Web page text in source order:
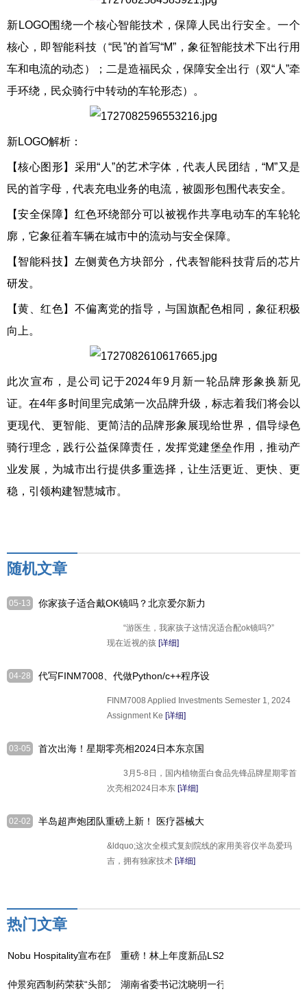
新LOGO围绕一个核心智能技术，保障人民出行安全。一个
核心，即智能科技（“民”的首写“M”，象征智能技术下出行用
车和电流的动态）；二是造福民众，保障安全出行（双“人”牵
手环绕，民众骑行中转动的车轮形态）。
新LOGO解析：
【核心图形】采用“人”的艺术字体，代表人民团结，“M”又是
民的首字母，代表充电业务的电流，被圆形包围代表安全。
【安全保障】红色环绕部分可以被视作共享电动车的车轮轮
廓，它象征着车辆在城市中的流动与安全保障。
【智能科技】左侧黄色方块部分，代表智能科技背后的芯片
研发。
【黄、红色】不偏离党的指导，与国旗配色相同，象征积极
向上。
此次宣布，是公司记于2024年9月新一轮品牌形象换新见
证。在4年多时间里完成第一次品牌升级，标志着我们将会以
更现代、更智能、更简洁的品牌形象展现给世界，倡导绿色
骑行理念，践行公益保障责任，发挥党建堡垒作用，推动产
业发展，为城市出行提供多重选择，让生活更近、更快、更
稳，引领构建智慧城市。
随机文章
05-13
你家孩子适合戴OK镜吗？北京爱尔新力
“游医生，我家孩子这情况适合配ok镜吗?”
现在近视的孩 [详细]
04-28
代写FINM7008、代做Python/c++程序设
FINM7008 Applied Investments Semester 1, 2024
Assignment Ke [详细]
03-05
首次出海！星期零亮相2024日本东京国
3月5-8日，国内植物蛋白食品先锋品牌星期零首
次亮相2024日本东 [详细]
02-02
半岛超声炮团队重磅上新！ 医疗器械大
&ldquo;这次全模式复刻院线的家用美容仪半岛爱玛
吉，拥有独家技术 [详细]
热门文章
Nobu Hospitality宣布在阿曼推出Nobu酒店、餐厅和住宅
重磅！林上年度新品LS239漆膜仪上线，5
仲景宛西制药荣获“头部力量·医药高质量发展成果企业”
湖南省委书记沈晓明一行调研走访吉因加